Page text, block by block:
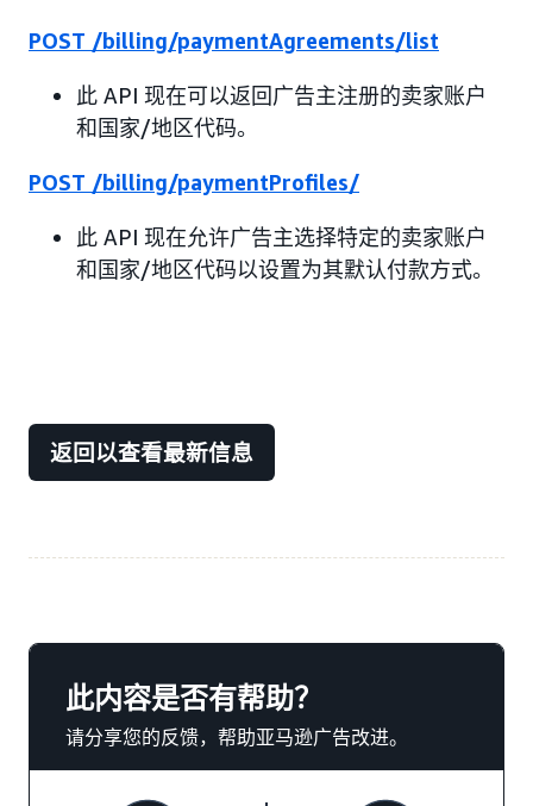
POST /billing/paymentAgreements/list
此 API 现在可以返回广告主注册的卖家账户
和国家/地区代码。
POST /billing/paymentProfiles/
此 API 现在允许广告主选择特定的卖家账户
和国家/地区代码以设置为其默认付款方式。
返回以查看最新信息
此内容是否有帮助？
请分享您的反馈，帮助亚马逊广告改进。